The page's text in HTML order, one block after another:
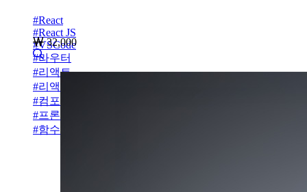
#React
#React JS
#VSCode
#라우터
#리액트
#리액트 훅
#컴포넌트
#프론트엔드
#함수형 컴포넌트
32,000